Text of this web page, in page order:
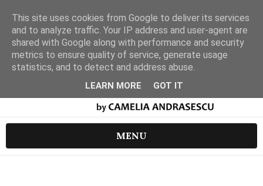
MENU
This site uses cookies from Google to deliver its services
and to analyze traffic. Your IP address and user-agent are
shared with Google along with performance and security
metrics to ensure quality of service, generate usage
statistics, and to detect and address abuse.
LEARN MORE GOT IT